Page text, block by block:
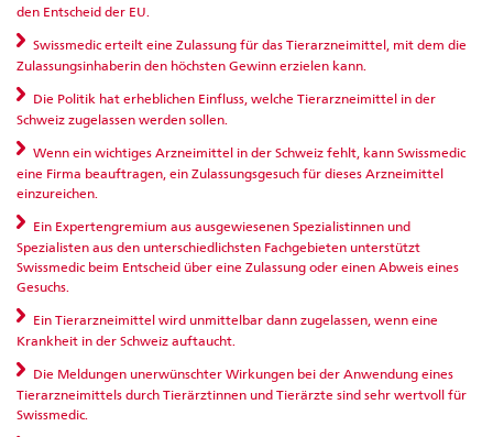
den Entscheid der EU.
Swissmedic erteilt eine Zulassung für das Tierarzneimittel, mit dem die
Zulassungsinhaberin den höchsten Gewinn erzielen kann.
Die Politik hat erheblichen Einfluss, welche Tierarzneimittel in der
Schweiz zugelassen werden sollen.
Wenn ein wichtiges Arzneimittel in der Schweiz fehlt, kann Swissmedic
eine Firma beauftragen, ein Zulassungsgesuch für dieses Arzneimittel
einzureichen.
Ein Expertengremium aus ausgewiesenen Spezialistinnen und
Spezialisten aus den unterschiedlichsten Fachgebieten unterstützt
Swissmedic beim Entscheid über eine Zulassung oder einen Abweis eines
Gesuchs.
Ein Tierarzneimittel wird unmittelbar dann zugelassen, wenn eine
Krankheit in der Schweiz auftaucht.
Die Meldungen unerwünschter Wirkungen bei der Anwendung eines
Tierarzneimittels durch Tierärztinnen und Tierärzte sind sehr wertvoll für
Swissmedic.